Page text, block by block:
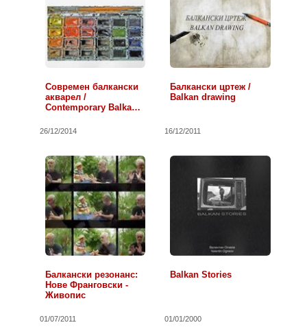
Современ балкански
акварел /
Contemporary Balkan
26/12/2014
Балкански цртеж /
Balkan drawing
16/12/2011
Балкански резонанс:
Нове Франговски -
Живопис
01/07/2011
Balkan Stories
01/01/2000